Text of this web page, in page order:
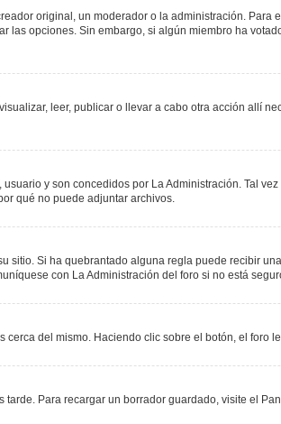
original, un moderador o la administración.
las opciones. Sin embargo, si algún miembro ha
leer, publicar o llevar a cabo otra acción allí
y son concedidos por La Administración. Tal
qué no puede adjuntar archivos.
sitio. Si ha quebrantado alguna regla puede recibir
con La Administración del foro si no está
del mismo. Haciendo clic sobre el botón, el
Para recargar un borrador guardado, visite el